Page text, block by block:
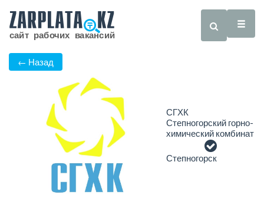
← Назад
СГХК
Степногорский горно-
химический комбинат
Степногорск